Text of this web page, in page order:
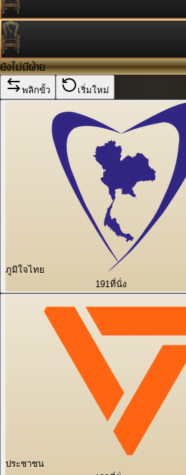
ยังไม่มีฝ่าย
พลิกขั้ว เริ่มใหม่
ภูมิใจไทย
191ที่นั่ง
ประชาชน